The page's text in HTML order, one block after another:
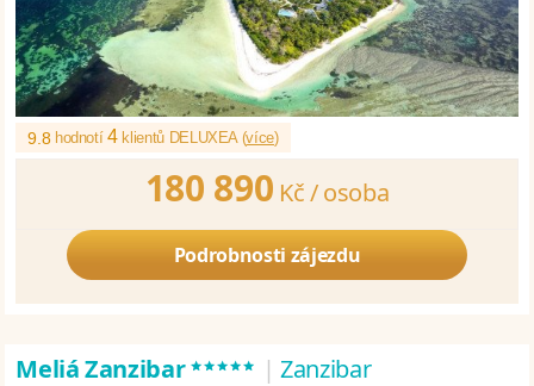
9.8 hodnotí4klientů DELUXEA (více)
180 890 Kč /osoba
Podrobnosti zájezdu
Meliá Zanzibar***** | Zanzibar